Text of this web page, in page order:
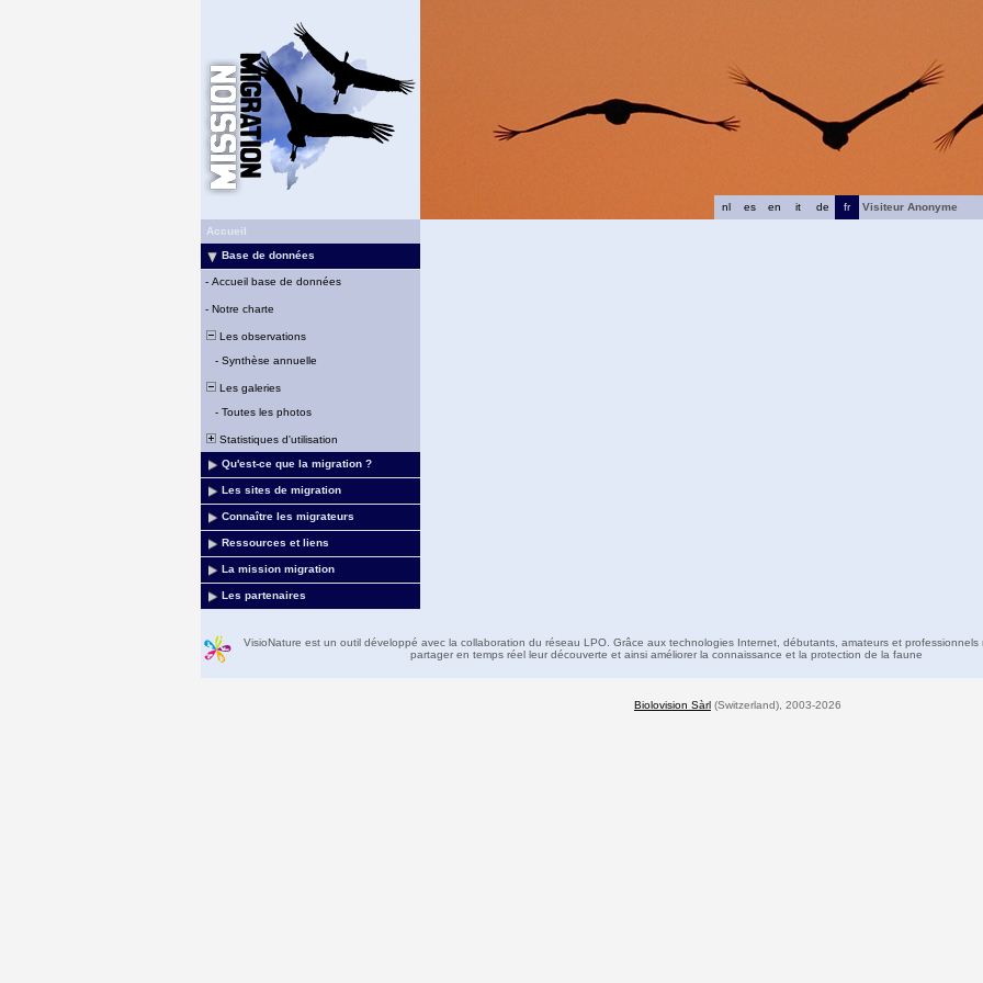
fr
de
it
en
es
nl
Visiteur Anonyme
Accueil
Base de données
- Accueil base de données
- Notre charte
Les observations
- Synthèse annuelle
Les galeries
- Toutes les photos
Statistiques d'utilisation
Qu'est-ce que la migration ?
Les sites de migration
Connaître les migrateurs
Ressources et liens
La mission migration
Les partenaires
VisioNature est un outil développé avec la collaboration du réseau LPO. Grâce aux technologies Internet, débutants, amateurs et professionnels
partager en temps réel leur découverte et ainsi améliorer la connaissance et la protection de la faune
Biolovision Sàrl (Switzerland), 2003-2026